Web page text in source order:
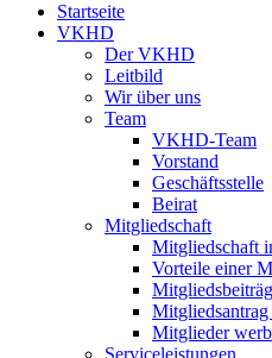
Startseite
VKHD
Der VKHD
Leitbild
Wir über uns
Team
VKHD-Team
Vorstand
Geschäftsstelle
Beirat
Mitgliedschaft
Mitgliedschaft
Vorteile einer
Mitglieder
Serviceleistungen